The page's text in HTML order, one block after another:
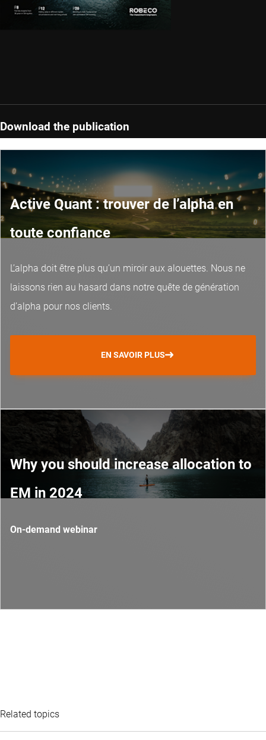
Download the publication
Active Quant : trouver de l’alpha en
toute confiance
L’alpha doit être plus qu’un miroir aux alouettes. Nous ne
laissons rien au hasard dans notre quête de génération
d’alpha pour nos clients.
EN SAVOIR PLUS
Why you should increase allocation to
EM in 2024
On-demand webinar
Related topics